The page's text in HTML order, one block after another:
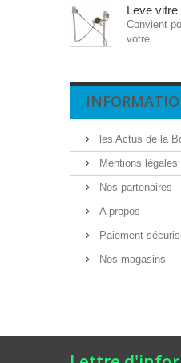
Leve vitre
Convient
votre...
les Actus de la
Mentions légales
Nos partenaires
A propos
Paiement
Nos magasins